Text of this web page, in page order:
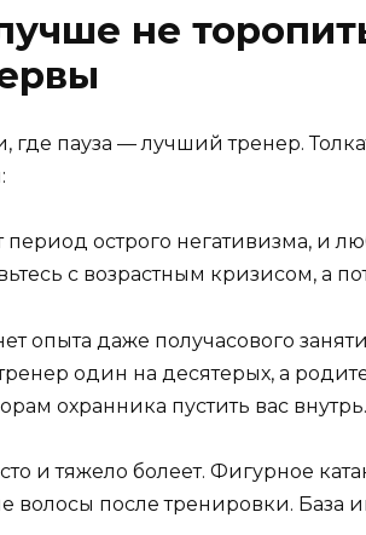
не
где пауза — лучший тренер.
острого негативизма, и
с возрастным кризисом, а
опыта даже получасового
один на десятерых, а
охранника пустить вас внутрь.
и тяжело болеет. Фигурное
волосы после тренировки. База